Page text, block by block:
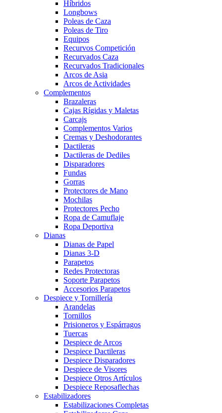
Híbridos
Longbows
Poleas de Caza
Poleas de Tiro
Equipos
Recurvos Competición
Recurvados Caza
Recurvados Tradicionales
Arcos de Asia
Arcos de Actividades
Complementos
Brazaleras
Cajas Rígidas y Maletas
Carcajs
Complementos Varios
Cremas y Deshodorantes
Dactileras
Dactileras de Dediles
Disparadores
Fundas
Gorras
Protectores de Mano
Mochilas
Protectores Pecho
Ropa de Camuflaje
Ropa Deportiva
Dianas
Dianas de Papel
Dianas 3-D
Parapetos
Redes Protectoras
Soporte Parapetos
Accesorios Parapetos
Despiece y Tornillería
Arandelas
Tornillos
Prisioneros y Espárragos
Tuercas
Despiece de Arcos
Despiece Dactileras
Despiece Disparadores
Despiece de Visores
Despiece Otros Artículos
Despiece Reposaflechas
Estabilizadores
Estabilizaciones Completas